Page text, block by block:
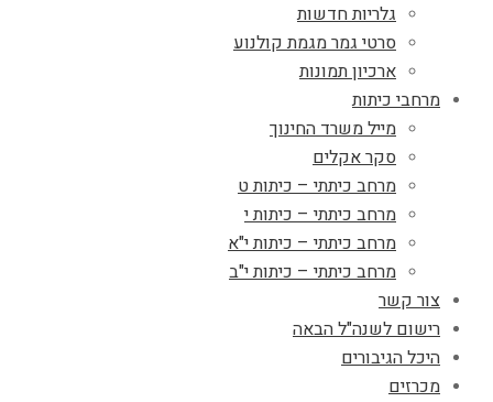
גלריות חדשות
סרטי גמר מגמת קולנוע
ארכיון תמונות
מרחבי כיתות
מייל משרד החינוך
סקר אקלים
מרחב כיתתי – כיתות ט
מרחב כיתתי – כיתות י
מרחב כיתתי – כיתות י"א
מרחב כיתתי – כיתות י"ב
צור קשר
רישום לשנה"ל הבאה
היכל הגיבורים
מכרזים